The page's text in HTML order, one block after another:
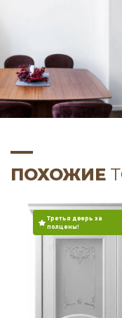
ПОХОЖИЕ
Третья дверь за
полцены!